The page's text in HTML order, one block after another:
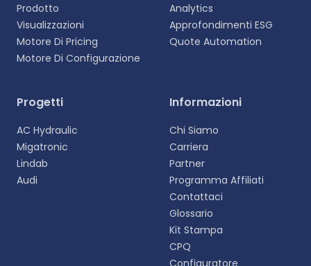
Selezionare la lingua
un'esperienza più personalizzata.
Prodotto
Visualizzazioni
Motore Di Pricing
Motore Di Configurazione
Analytics
Approfondimenti ESG
Quote Automation
Progetti
AC Hydraulic
Migatronic
Lindab
Audi
Informazioni
Chi Siamo
Carriera
Partner
Programma Affiliati
Contattaci
Glossario
Kit Stampa
CPQ